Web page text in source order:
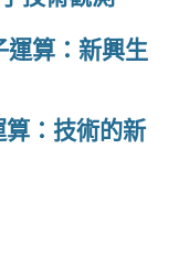
算：新興生
：技術的新